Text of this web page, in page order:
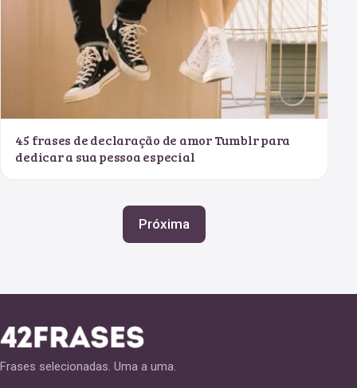
45 frases de declaração de amor Tumblr para
dedicar a sua pessoa especial
Próxima
Frases selecionadas. Uma a uma.